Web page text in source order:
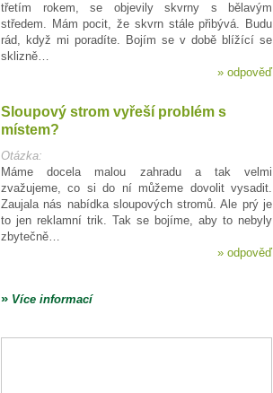
třetím rokem, se objevily skvrny s bělavým
středem. Mám pocit, že skvrn stále přibývá. Budu
rád, když mi poradíte. Bojím se v době blížící se
sklizně…
» odpověď
Sloupový strom vyřeší problém s
místem?
Otázka:
Máme docela malou zahradu a tak velmi
zvažujeme, co si do ní můžeme dovolit vysadit.
Zaujala nás nabídka sloupových stromů. Ale prý je
to jen reklamní trik. Tak se bojíme, aby to nebyly
zbytečně…
» odpověď
» Více informací